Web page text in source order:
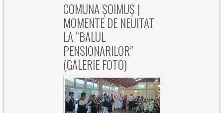
COMUNA ȘOIMUȘ |
MOMENTE DE NEUITAT
LA “BALUL
PENSIONARILOR”
(GALERIE FOTO)